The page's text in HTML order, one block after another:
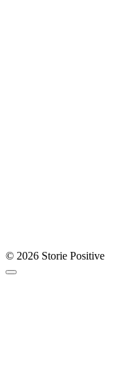
© 2026 Storie Positive